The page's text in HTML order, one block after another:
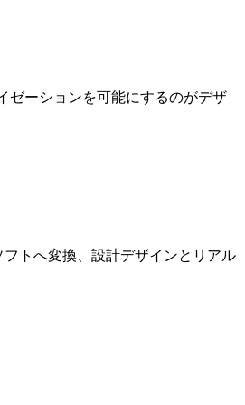
ゼーションを可能にするのがデザ
トへ変換、設計デザインとリアル